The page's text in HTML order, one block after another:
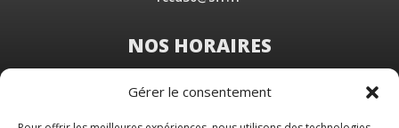
Gérer le consentement
NOS HORAIRES
Du Lundi au Vendredi